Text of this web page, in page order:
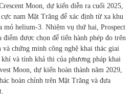
Moon, dự kiến diễn ra cuối 2025,
nam Mặt Trăng để xác định từ xa khu
mỏ helium-3. Nhiệm vụ thứ hai, Prospect
được chọn để tiến hành phép đo trên
và chứng minh công nghệ khai thác giai
khí và tính khả thi của phương pháp khai
Moon, dự kiến hoàn thành năm 2029,
hoàn chỉnh trên Mặt Trăng và đưa